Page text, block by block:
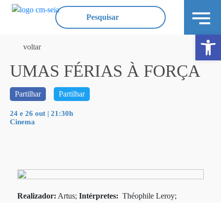
voltar
UMAS FÉRIAS À FORÇA
Partilhar Partilhar
24 e 26 out | 21:30h
Cinema
Realizador: Artus; Intérpretes: Théophile Leroy;